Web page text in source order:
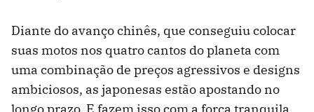
Diante do avanço chinês, que conseguiu colocar
suas motos nos quatro cantos do planeta com
uma combinação de preços agressivos e designs
ambiciosos, as japonesas estão apostando no
longo prazo. E fazem isso com a força tranquila